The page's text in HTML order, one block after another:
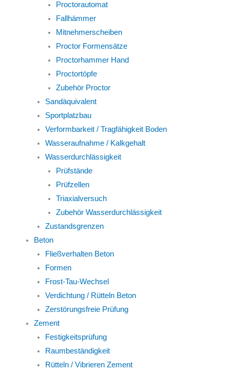
Proctorautomat
Fallhämmer
Mitnehmerscheiben
Proctor Formensätze
Proctorhammer Hand
Proctortöpfe
Zubehör Proctor
Sandäquivalent
Sportplatzbau
Verformbarkeit / Tragfähigkeit Boden
Wasseraufnahme / Kalkgehalt
Wasserdurchlässigkeit
Prüfstände
Prüfzellen
Triaxialversuch
Zubehör Wasserdurchlässigkeit
Zustandsgrenzen
Beton
Fließverhalten Beton
Formen
Frost-Tau-Wechsel
Verdichtung / Rütteln Beton
Zerstörungsfreie Prüfung
Zement
Festigkeitsprüfung
Raumbeständigkeit
Rütteln / Vibrieren Zement